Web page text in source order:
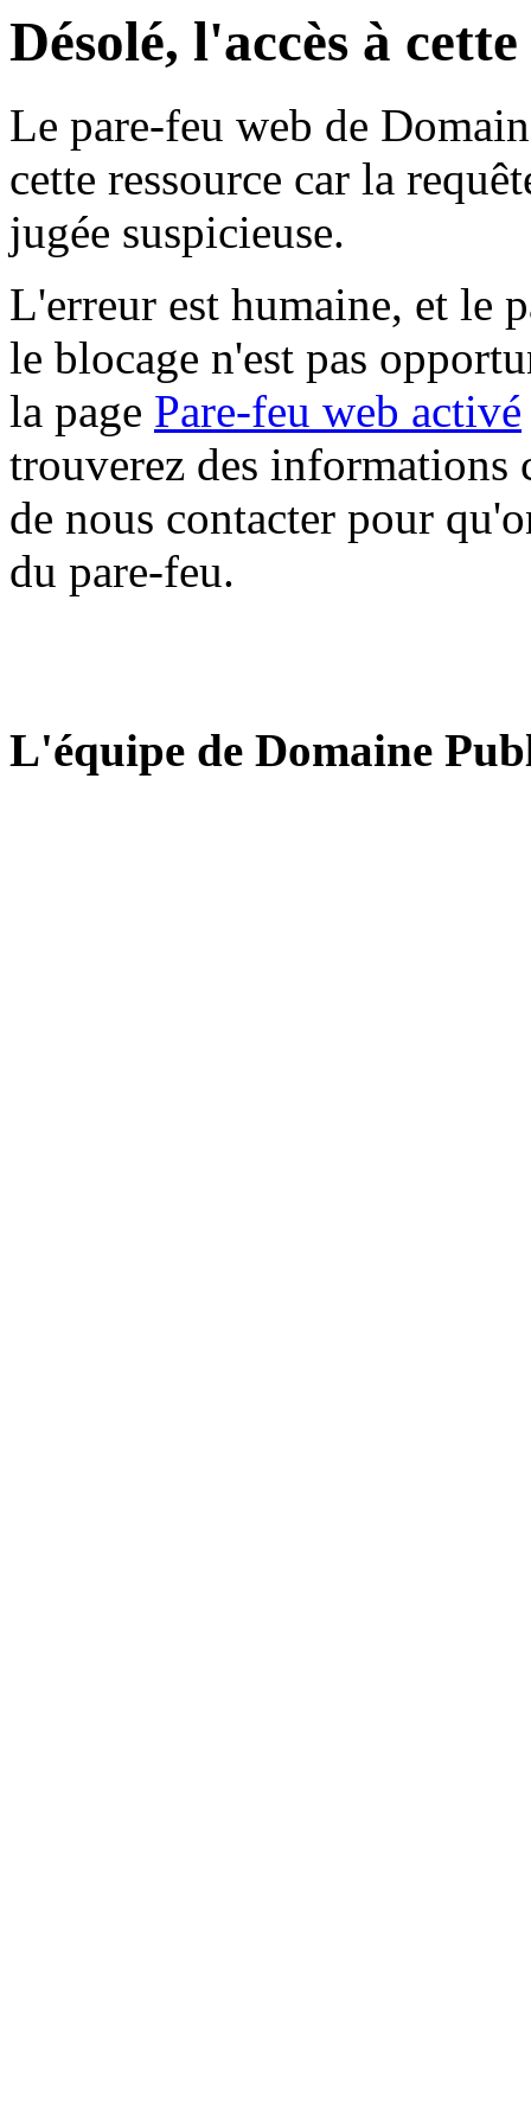
Désolé, l'accès à
Le pare-feu web de
cette ressource car la
jugée suspicieuse.
L'erreur est humaine, et le
le blocage n'est pas
la page Pare-feu web activé
trouverez des informations
de nous contacter pour
du pare-feu.
L'équipe de Domaine